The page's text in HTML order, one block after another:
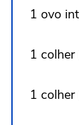
1 ovo
1
1 colher